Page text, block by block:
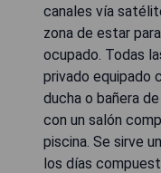
canales vía
zona de estar
ocupado. Todas
privado equipado
ducha o bañera
con un salón
piscina. Se sirve
los días